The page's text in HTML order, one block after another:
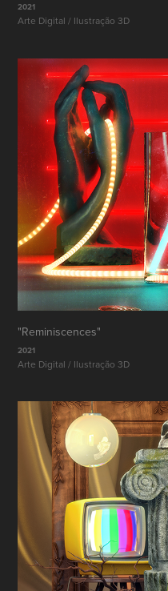
2021
Arte Digital / Ilustração 3D
"Reminiscences"
2021
Arte Digital / Ilustração 3D